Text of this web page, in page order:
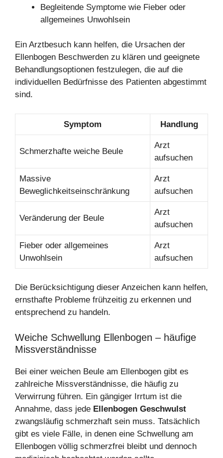
Begleitende Symptome wie Fieber oder
allgemeines Unwohlsein
Ein Arztbesuch kann helfen, die Ursachen der
Ellenbogen Beschwerden zu klären und geeignete
Behandlungsoptionen festzulegen, die auf die
individuellen Bedürfnisse des Patienten abgestimmt
sind.
Symptom Handlung
Schmerzhafte weiche Beule
Arzt
aufsuchen
Massive
Beweglichkeitseinschränkung
Arzt
aufsuchen
Veränderung der Beule
Arzt
aufsuchen
Fieber oder allgemeines
Unwohlsein
Arzt
aufsuchen
Die Berücksichtigung dieser Anzeichen kann helfen,
ernsthafte Probleme frühzeitig zu erkennen und
entsprechend zu handeln.
Weiche Schwellung Ellenbogen – häufige
Missverständnisse
Bei einer weichen Beule am Ellenbogen gibt es
zahlreiche Missverständnisse, die häufig zu
Verwirrung führen. Ein gängiger Irrtum ist die
Annahme, dass jede Ellenbogen Geschwulst
zwangsläufig schmerzhaft sein muss. Tatsächlich
gibt es viele Fälle, in denen eine Schwellung am
Ellenbogen völlig schmerzfrei bleibt und dennoch